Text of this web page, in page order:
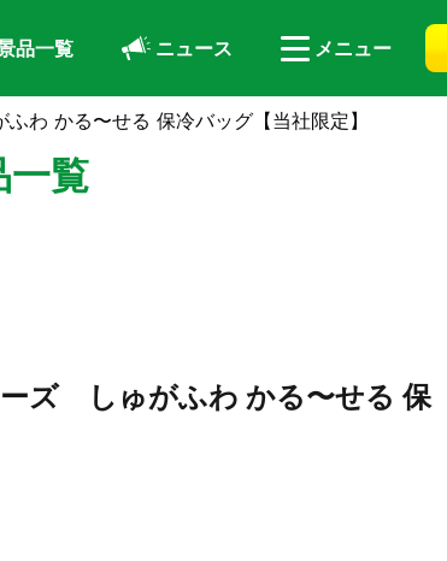
品一覧 ニュース メニュー
わ かる〜せる 保冷バッグ【当社限定】
一覧
ーズ しゅがふわ かる〜せる 保